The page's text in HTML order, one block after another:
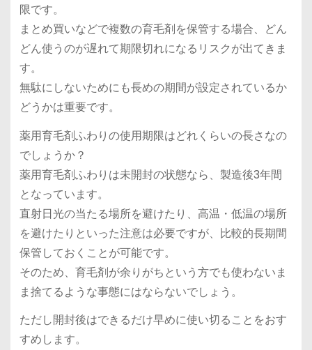
限です。
まとめ買いなどで複数の育毛剤を保管する場合、どん
どん使うのが遅れて期限切れになるリスクが出てきま
す。
無駄にしないためにも長めの期間が設定されているか
どうかは重要です。
薬用育毛剤ふわりの使用期限はどれくらいの長さなの
でしょうか？
薬用育毛剤ふわりは未開封の状態なら、製造後3年間
となっています。
直射日光の当たる場所を避けたり、高温・低温の場所
を避けたりといった注意は必要ですが、比較的長期間
保管しておくことが可能です。
そのため、育毛剤が余りがちという方でも使わないま
ま捨てるような事態にはならないでしょう。
ただし開封後はできるだけ早めに使い切ることをおす
すめします。